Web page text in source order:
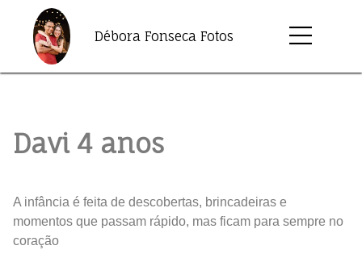
Débora Fonseca Fotos
Davi 4 anos
A infância é feita de descobertas, brincadeiras e
momentos que passam rápido, mas ficam para sempre no
coração